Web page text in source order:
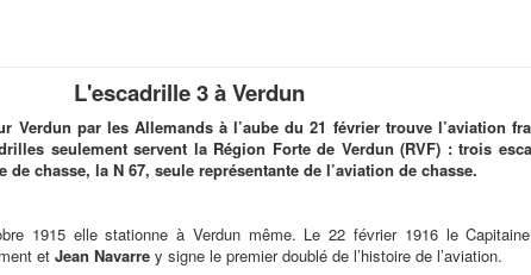
L'escadrille 3 à Verdun
Verdun par les Allemands à l’aube du 21 février trouve l’aviation
seulement servent la Région Forte de Verdun (RVF) : trois
de chasse, la N 67, seule représentante de l’aviation de chasse.
1915 elle stationne à Verdun même. Le 22 février 1916 le
et Jean Navarre y signe le premier doublé de l’histoire de l’aviation.